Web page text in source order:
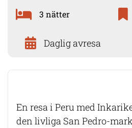
3 nätter
Daglig avresa
En resa i Peru med
den livliga San Pedro-